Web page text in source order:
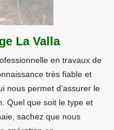
La Valla
en travaux de
très fiable et
nous permet d’assurer le
Quel que soit le type et
sachez que nous